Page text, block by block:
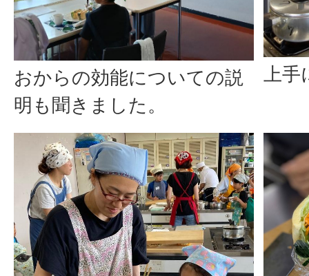
おからの効能についての説
明も聞きました。
上